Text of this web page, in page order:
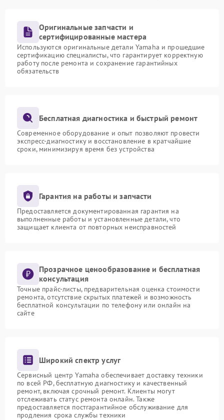
Оригинальные запчасти и
сертифицированные мастера
Используются оригинальные детали Yamaha и прошедшие
сертификацию специалисты, что гарантирует корректную
работу после ремонта и сохранение гарантийных
обязательств
Бесплатная диагностика и быстрый ремонт
Современное оборудование и опыт позволяют провести
экспресс-диагностику и восстановление в кратчайшие
сроки, минимизируя время без устройства
Гарантия на работы и запчасти
Предоставляется документированная гарантия на
выполненные работы и установленные детали, что
защищает клиента от повторных неисправностей
Прозрачное ценообразование и бесплатная
консультация
Точные прайс-листы, предварительная оценка стоимости
ремонта, отсутствие скрытых платежей и возможность
бесплатной консультации по телефону или онлайн на
сайте
Широкий спектр услуг
Сервисный центр Yamaha обеспечивает доставку техники
по всей РФ, бесплатную диагностику и качественный
ремонт, включая срочный ремонт. Клиенты могут
отслеживать статус ремонта онлайн. Также
предоставляется постгарантийное обслуживание для
продления срока службы техники